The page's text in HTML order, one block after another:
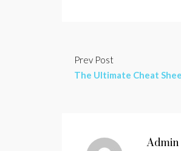
Prev Post
The Ultimate Cheat
Admin